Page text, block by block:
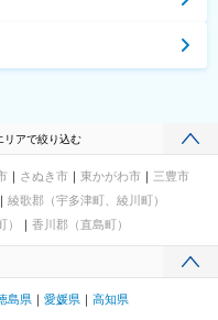
リアで絞り込む
さぬき市 東かがわ市
三豊市
綾歌郡（宇多津町、綾川町）
） 香川郡（直島町）
島県 愛媛県 高知県